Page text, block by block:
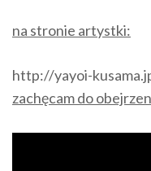
na stronie artystki:
http://yayoi-
zachęcam do